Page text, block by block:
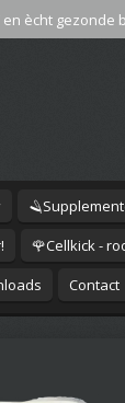
en ècht gezonde
🌹Cellkick -
Contact